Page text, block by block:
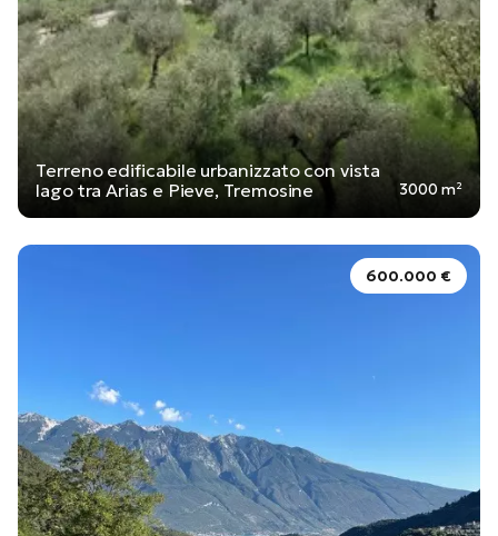
Terreno edificabile urbanizzato con vista
lago tra Arias e Pieve, Tremosine
3000 m²
600.000 €